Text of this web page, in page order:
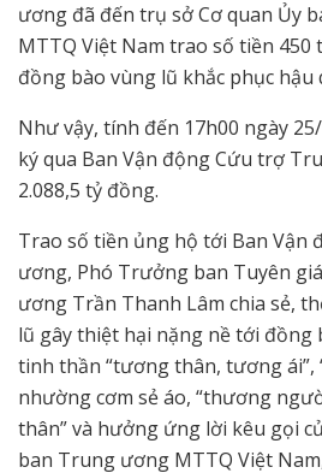
ương đã đến trụ sở Cơ quan Ủy
MTTQ Việt Nam trao số tiền
đồng bào vùng lũ khắc phục hậu
Như vậy, tính đến 17h00 ngày
ký qua Ban Vận động Cứu trợ
2.088,5 tỷ đồng.
Trao số tiền ủng hộ tới Ban Vận
ương, Phó Trưởng ban Tuyên
ương Trần Thanh Lâm chia sẻ,
lũ gây thiệt hại nặng nề tới đồng
tinh thần “tương thân, tương ái”,
nhường cơm sẻ áo, “thương
thân” và hưởng ứng lời kêu gọi
ban Trung ương MTTQ Việt